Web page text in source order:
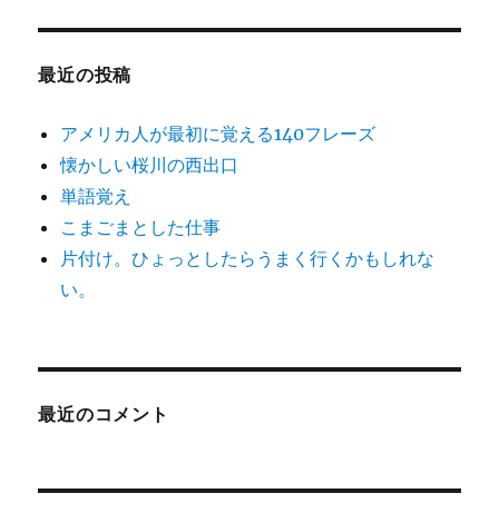
な
る
田
豊
最近の投稿
アメリカ人が最初に覚える140フレーズ
懐かしい桜川の西出口
単語覚え
こまごまとした仕事
片付け。ひょっとしたらうまく行くかもしれな
い。
最近のコメント